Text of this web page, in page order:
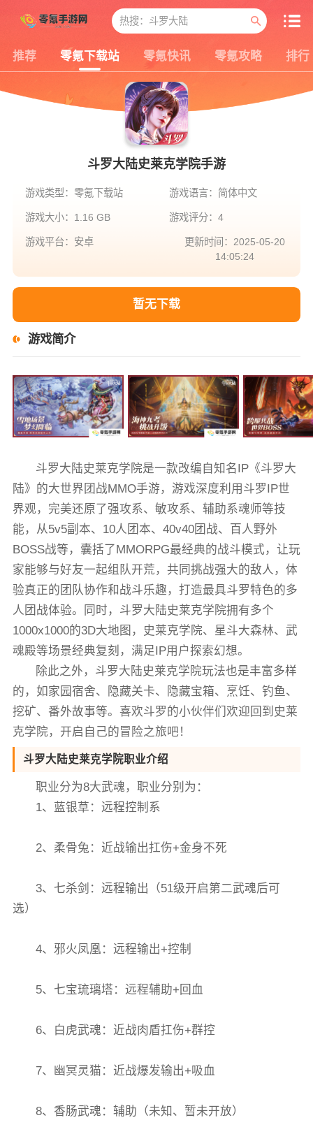
推荐 零氪下载站 零氪快讯 零氪攻略 排行
斗罗大陆史莱克学院手游
游戏类型：零氪下载站 游戏语言：简体中文
游戏大小：1.16 GB 游戏评分：4
游戏平台：安卓
更新时间：2025-05-20
14:05:24
暂无下载
游戏简介
斗罗大陆史莱克学院是一款改编自知名IP《斗罗大
陆》的大世界团战MMO手游，游戏深度利用斗罗IP世
界观，完美还原了强攻系、敏攻系、辅助系魂师等技
能，从5v5副本、10人团本、40v40团战、百人野外
BOSS战等，囊括了MMORPG最经典的战斗模式，让玩
家能够与好友一起组队开荒，共同挑战强大的敌人，体
验真正的团队协作和战斗乐趣，打造最具斗罗特色的多
人团战体验。同时，斗罗大陆史莱克学院拥有多个
1000x1000的3D大地图，史莱克学院、星斗大森林、武
魂殿等场景经典复刻，满足IP用户探索幻想。
除此之外，斗罗大陆史莱克学院玩法也是丰富多样
的，如家园宿舍、隐藏关卡、隐藏宝箱、烹饪、钓鱼、
挖矿、番外故事等。喜欢斗罗的小伙伴们欢迎回到史莱
克学院，开启自己的冒险之旅吧！
斗罗大陆史莱克学院职业介绍
职业分为8大武魂，职业分别为：
1、蓝银草：远程控制系
2、柔骨兔：近战输出扛伤+金身不死
3、七杀剑：远程输出（51级开启第二武魂后可
选）
4、邪火凤凰：远程输出+控制
5、七宝琉璃塔：远程辅助+回血
6、白虎武魂：近战肉盾扛伤+群控
7、幽冥灵猫：近战爆发输出+吸血
8、香肠武魂：辅助（未知、暂未开放）